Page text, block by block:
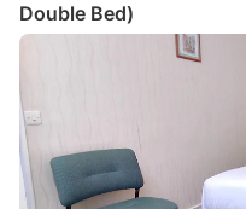
Double Bed)